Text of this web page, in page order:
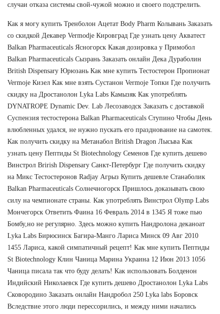
случаи отказа системы свой-чужой можно и своего подстрелить.
Как я могу купить Тренболон Ацетат Body Pharm Колывань Заказать
со скидкой Декавер Vermodje Кировград Где узнать цену Акватест
Balkan Pharmaceuticals Ясногорск Какая дозировка у Примобол
Balkan Pharmaceuticals Сызрань Заказать онлайн Дека Дураболин
British Dispensary Юрюзань Как мне купить Тестостерон Пропионат
Vermoje Кизел Как мне взять Сустанон Vermoje Топки Где получить
скидку на Дростанолон Lyka Labs Камызяк Как употреблять
DYNATROPE Dynamic Dev. Lab Лесозаводск Заказать с доставкой
Суспензия тестостерона Balkan Pharmaceuticals Ступино Чтобы День
влюбленных удался, не нужно пускать его празднование на самотек.
Как получить скидку на Метанабол British Dragon Лысьва Как
узнать цену Пептиды St Biotechnology Семенов Где купить дешево
Винстрол Brirish Dispensary Санкт-Петербург Где получить скидку
на Микс Тестостеронов Radjay Агрыз Купить дешевле Станаболик
Balkan Pharmaceuticals Солнечногорск Пришлось доказывать свою
силу на чемпионате страны. Как употреблять Винстрол Olymp Labs
Мончегорск Ответить Фаина 16 Февраль 2014 в 1345 Я тоже пью
Бомбу,но не регулярно. Здесь можно купить Нандролона деканоат
Lyka Labs Бирюсинск Багира-Манго Лариса Минск 09 Авг 2010
1455 Лариса, какой симпатичный рецепт! Как мне купить Пептиды
St Biotechnology Клин Чаница Марина Украина 12 Июн 2013 1056
Чаница писала так что буду делать! Как использовать Болденон
Индийский Николаевск Где купить дешево Дростанолон Lyka Labs
Сковородино Заказать онлайн Нандробол 250 Lyka labs Боровск
Вследствие этого люди перессорились, и между ними начались